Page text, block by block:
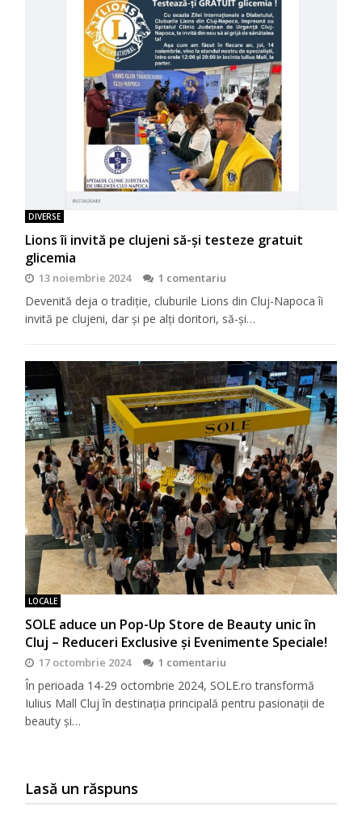
DIVERSE
Lions îi invită pe clujeni să-şi testeze gratuit
glicemia
13 noiembrie 2024 1 comentariu
Devenită deja o tradiţie, cluburile Lions din Cluj-Napoca îi
invită pe clujeni, dar şi pe alţi doritori, să-şi…
LOCALE
SOLE aduce un Pop-Up Store de Beauty unic în
Cluj – Reduceri Exclusive și Evenimente Speciale!
17 octombrie 2024 1 comentariu
În perioada 14-29 octombrie 2024, SOLE.ro transformă
Iulius Mall Cluj în destinația principală pentru pasionații de
beauty și…
Lasă un răspuns